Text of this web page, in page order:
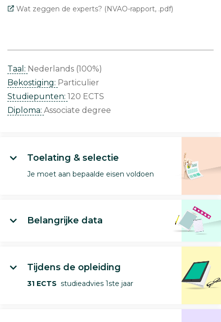
Wat zeggen de experts? (NVAO-rapport, .pdf)
Taal: Nederlands (100%)
Bekostiging: Particulier
Studiepunten: 120 ECTS
Diploma: Associate degree
Toelating & selectie
Je moet aan bepaalde eisen voldoen
Belangrijke data
Tijdens de opleiding
31 ECTS studieadvies 1ste jaar